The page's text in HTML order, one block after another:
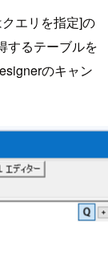
エリを指定]の
するテーブルを
のキャン